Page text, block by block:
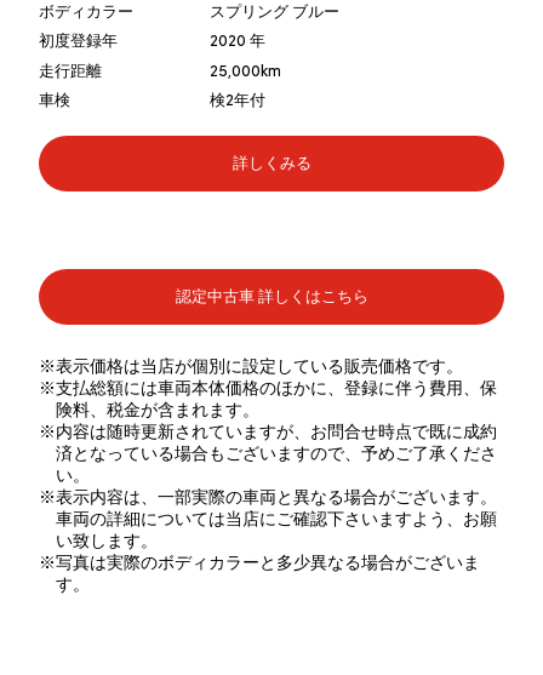
ボディカラー
スプリング ブルー
初度登録年
2020 年
走行距離
25,000km
車検
検2年付
詳しくみる
認定中古車 詳しくはこちら
※表示価格は当店が個別に設定している販売価格です。
※支払総額には車両本体価格のほかに、登録に伴う費用、保
険料、税金が含まれます。
※内容は随時更新されていますが、お問合せ時点で既に成約
済となっている場合もございますので、予めご了承くださ
い。
※表示内容は、一部実際の車両と異なる場合がございます。
車両の詳細については当店にご確認下さいますよう、お願
い致します。
※写真は実際のボディカラーと多少異なる場合がございま
す。